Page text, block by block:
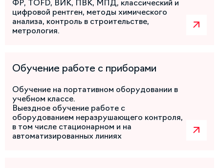
ФР, TOFD, ВИК, ПВК, МПД, классический и
цифровой рентген, методы химического
анализа, контроль в строительстве,
метрология.
Обучение работе с приборами
Обучение на портативном оборудовании в
учебном классе.
Выездное обучение работе с
оборудованием неразрушающего контроля,
в том числе стационарном и на
автоматизированных линиях